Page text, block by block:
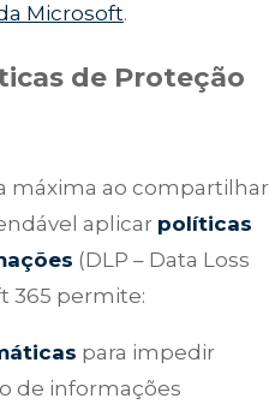
Microsoft.
de Proteção
máxima ao compartilhar
aplicar políticas
(DLP – Data Loss
365 permite:
para impedir
de informações